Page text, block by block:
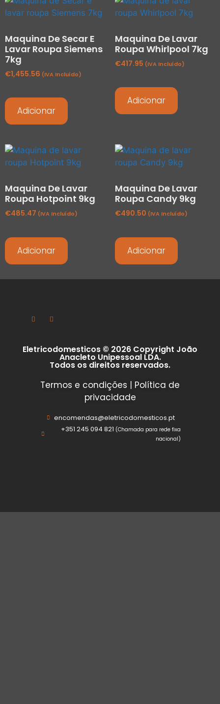
Maquina De Secar E
Lavar Roupa Siemens
7kg
€1,455.56 (IVA Incluído)
Adicionar
Maquina De Lavar
Roupa Whirlpool 7kg
€417.95 (IVA Incluído)
Adicionar
Maquina De Lavar
Roupa Hotpoint 9kg
€485.47 (IVA Incluído)
Adicionar
Maquina De Lavar
Roupa Candy 9kg
€490.50 (IVA Incluído)
Adicionar
Eletricodomesticos © 2026 Copyright João
Anacleto Unipessoal LDA.
Todos os direitos reservados.
Termos e condições | Política de
privacidade
encomendas@eletricodomesticos.pt
+351 245 094 821 (Chamada para rede fixa
nacional)